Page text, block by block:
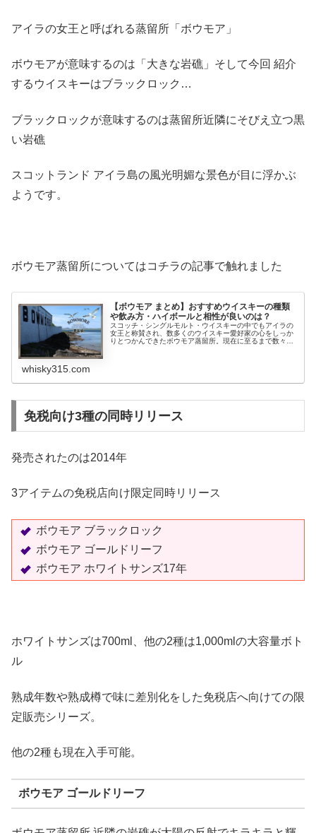
アイラの女王と呼ばれる蒸留所「ボウモア」
ボウモアが意味するのは「大きな岩礁」そして今回 紹介
するウイスキーはブラックロック…
ブラックロックが意味するのは蒸留所近隣にそびえ立つ黒
い岩礁
スコットランド アイラ島の風光明媚な景色が目に浮かぶ
ようです。
ボウモア蒸留所についてはコチラの記事で触れました
【ボウモア まとめ】おすすめウイスキーの種類
や飲み方・ハイボールと相性が良いのは？
スコッチ・シングルモルト・ウイスキーの中でもアイラの
女王と称賛され、数多くのウイスキー愛好家の心をしっか
りとつかんできたボウモア蒸留所。現在に至るまで数々の
whisky315.com
免税向け3種の同時リリース
発売されたのは2014年
3アイテムの免税店向け限定同時リリース
ボウモア ブラックロック
ボウモア ゴールドリーフ
ボウモア ホワイトサンズ17年
ホワイトサンズは700ml、他の2種は1,000mlの大容量ボト
ル
熟成年数や熟成樽で味に差別化をした免税店へ向けての限
定販売シリーズ。
他の2種も現在入手可能。
ボウモア ゴールドリーフ